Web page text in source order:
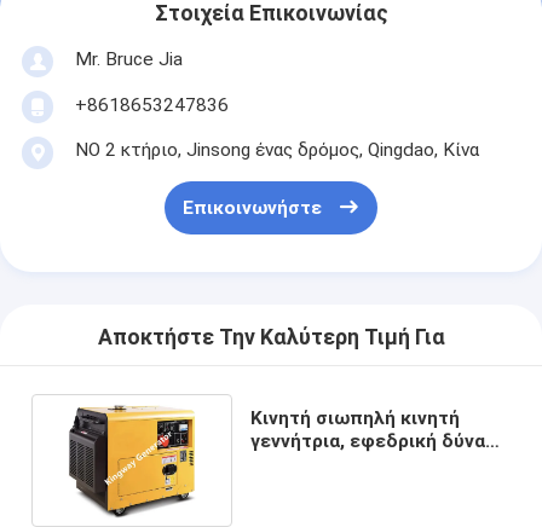
Στοιχεία Επικοινωνίας
Mr. Bruce Jia
+8618653247836
ΝΟ 2 κτήριο, Jinsong ένας δρόμος, Qingdao, Κίνα
Επικοινωνήστε
Αποκτήστε Την Καλύτερη Τιμή Για
Κινητή σιωπηλή κινητή
γεννήτρια, εφεδρική δύναμη